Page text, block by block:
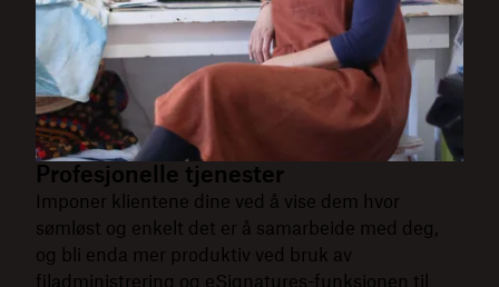
Profesjonelle tjenester
Imponer klientene dine ved å vise dem hvor
sømløst og enkelt det er å samarbeide med deg,
og bli enda mer produktiv ved bruk av
filadministrering og eSignatures-funksjonen til